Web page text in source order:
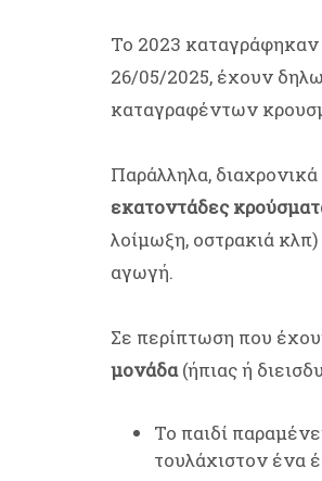
Το 2023 καταγράφηκαν
26/05/2025, έχουν
καταγραφέντων
Παράλληλα,
εκατοντάδες
λοίμωξη, οστρακιά
αγωγή.
Σε περίπτωση που
μονάδα(ήπιας ή
Το παιδί
τουλάχιστον ένα